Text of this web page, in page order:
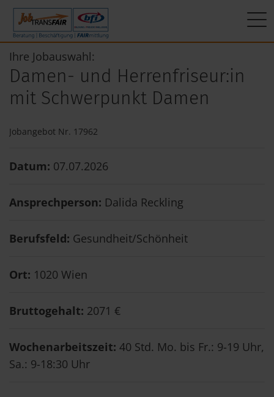
Ihre Jobauswahl:
Damen- und Herrenfriseur:in
mit Schwerpunkt Damen
Jobangebot Nr. 17962
Datum: 07.07.2026
Ansprechperson: Dalida Reckling
Berufsfeld: Gesundheit/Schönheit
Ort: 1020 Wien
Bruttogehalt: 2071 €
Wochenarbeitszeit: 40 Std. Mo. bis Fr.: 9-19 Uhr,
Sa.: 9-18:30 Uhr
Mein Weg zum Job
Beratung
ÜBER UNS
Leitbild
News
Newsletter
Standorte
Interner Bereich
JT-Portal